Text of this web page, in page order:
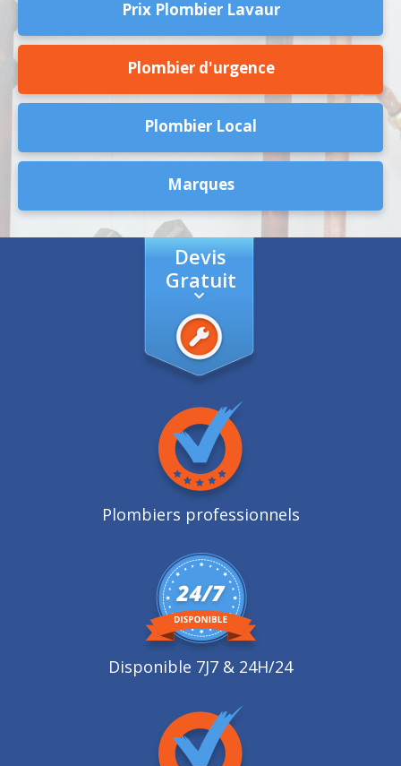
Prix Plombier Lavaur
Plombier d'urgence
Plombier Local
Marques
Devis
Gratuit
Plombiers professionnels
Disponible 7J7 & 24H/24